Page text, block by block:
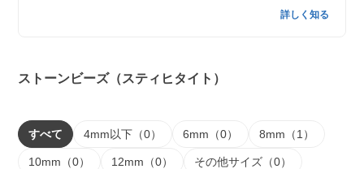
詳しく知る
ストーンビーズ（スティヒタイト）
すべて 4mm以下（0） 6mm（0） 8mm（1）
10mm（0） 12mm（0） その他サイズ（0）